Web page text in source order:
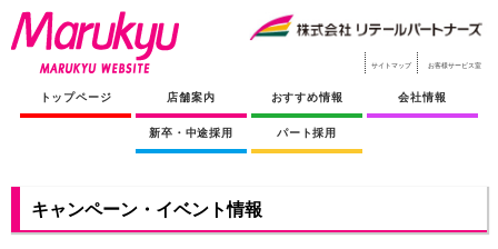
サイトマップ お客様サービス室
トップページ 店舗案内 おすすめ情報 会社情報
新卒・中途採用 パート採用
キャンペーン・イベント情報